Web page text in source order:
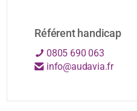
Référent handicap
0805 690 063
info@audavia.fr